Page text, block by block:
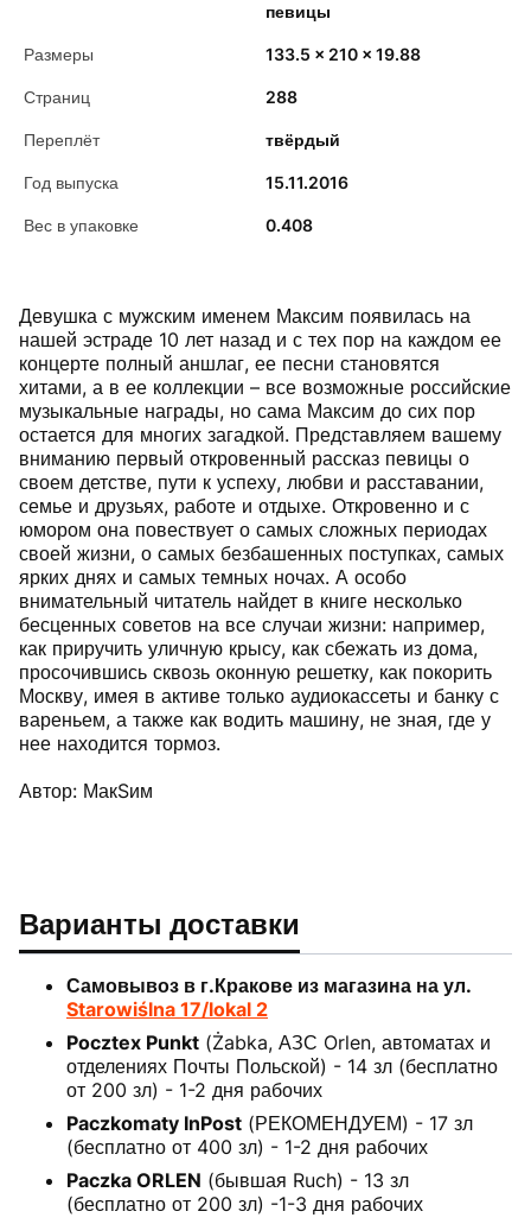
певицы
Размеры 133.5 x 210 x 19.88
Страниц 288
Переплёт твёрдый
Год выпуска 15.11.2016
Вес в упаковке 0.408
Девушка с мужским именем Максим появилась на
нашей эстраде 10 лет назад и с тех пор на каждом ее
концерте полный аншлаг, ее песни становятся
хитами, а в ее коллекции – все возможные российские
музыкальные награды, но сама Максим до сих пор
остается для многих загадкой. Представляем вашему
вниманию первый откровенный рассказ певицы о
своем детстве, пути к успеху, любви и расставании,
семье и друзьях, работе и отдыхе. Откровенно и с
юмором она повествует о самых сложных периодах
своей жизни, о самых безбашенных поступках, самых
ярких днях и самых темных ночах. А особо
внимательный читатель найдет в книге несколько
бесценных советов на все случаи жизни: например,
как приручить уличную крысу, как сбежать из дома,
просочившись сквозь оконную решетку, как покорить
Москву, имея в активе только аудиокассеты и банку с
вареньем, а также как водить машину, не зная, где у
нее находится тормоз.
Автор: МакSим
Варианты доставки
Самовывоз в г.Кракове из магазина на ул.
Starowiślna 17/lokal 2
Pocztex Punkt (Żabka, АЗС Orlen, автоматах и
отделениях Почты Польской) - 14 зл (бесплатно
от 200 зл) - 1-2 дня рабочих
Paczkomaty InPost (РЕКОМЕНДУЕМ) - 17 зл
(бесплатно от 400 зл) - 1-2 дня рабочих
Paczka ORLEN (бывшая Ruch) - 13 зл
(бесплатно от 200 зл) -1-3 дня рабочих